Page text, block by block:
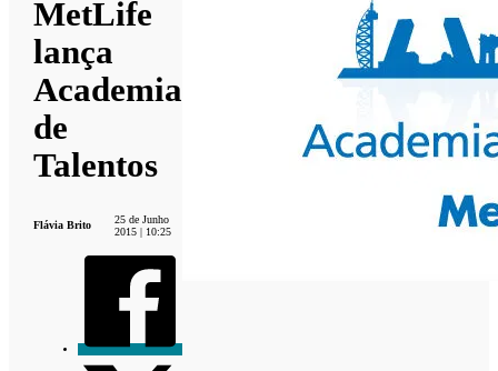
MetLife
lança
Academia
de
Talentos
Flávia Brito
25 de Junho
2015 | 10:25